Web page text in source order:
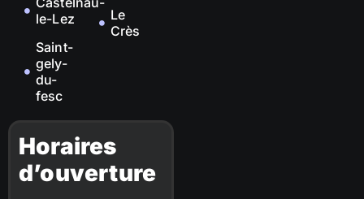
le-Lez
Saint-
gely-
du-
fesc
Le
Crès
Horaires
d’ouverture